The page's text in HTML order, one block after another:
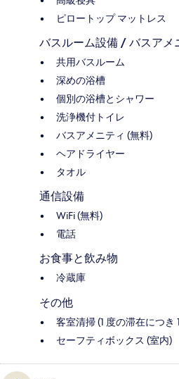
ピロートップ マットレス
バスルーム設備 / バスアメ
共用バスルーム
深めの浴槽
個別の浴槽とシャワー
洗浄機付トイレ
バスアメニティ (無料)
ヘアドライヤー
タオル
通信設備
WiFi (無料)
電話
お食事と飲み物
冷蔵庫
その他
客室清掃 (1 度の滞在につき
セーフティボックス (室内)